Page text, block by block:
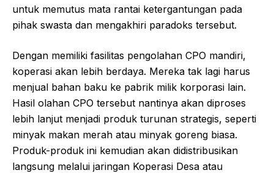
untuk memutus mata rantai ketergantungan pada
pihak swasta dan mengakhiri paradoks tersebut.
Dengan memiliki fasilitas pengolahan CPO mandiri,
koperasi akan lebih berdaya. Mereka tak lagi harus
menjual bahan baku ke pabrik milik korporasi lain.
Hasil olahan CPO tersebut nantinya akan diproses
lebih lanjut menjadi produk turunan strategis, seperti
minyak makan merah atau minyak goreng biasa.
Produk-produk ini kemudian akan didistribusikan
langsung melalui jaringan Koperasi Desa atau